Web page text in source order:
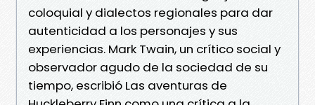
coloquial y dialectos regionales para dar
autenticidad a los personajes y sus
experiencias. Mark Twain, un crítico social y
observador agudo de la sociedad de su
tiempo, escribió Las aventuras de